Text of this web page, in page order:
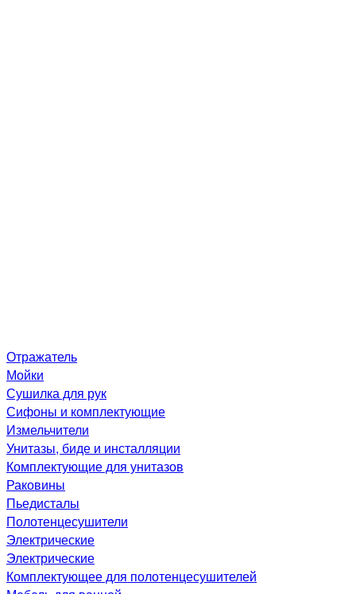
Отражатель
Мойки
Сушилка для рук
Сифоны и комплектующие
Измельчители
Унитазы, биде и инсталляции
Комплектующие для унитазов
Раковины
Пьедисталы
Полотенцесушители
Электрические
Электрические
Комплектующее для полотенцесушителей